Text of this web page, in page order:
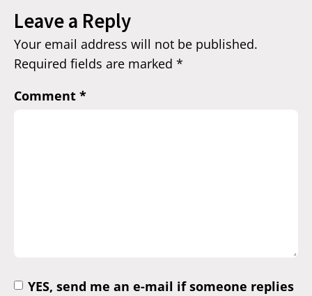
Leave a Reply
Your email address will not be published.
Required fields are marked *
Comment *
YES, send me an e-mail if someone replies